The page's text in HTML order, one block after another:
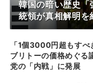
韓国の暗い歴史「
統領が真相解明を
「1個3000円超もすべ
ブリトーの価格めぐる
党の「内戦」に発展